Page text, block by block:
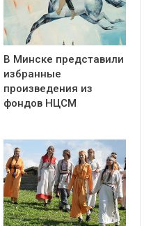
В Минске представили
избранные
произведения из
фондов НЦСМ